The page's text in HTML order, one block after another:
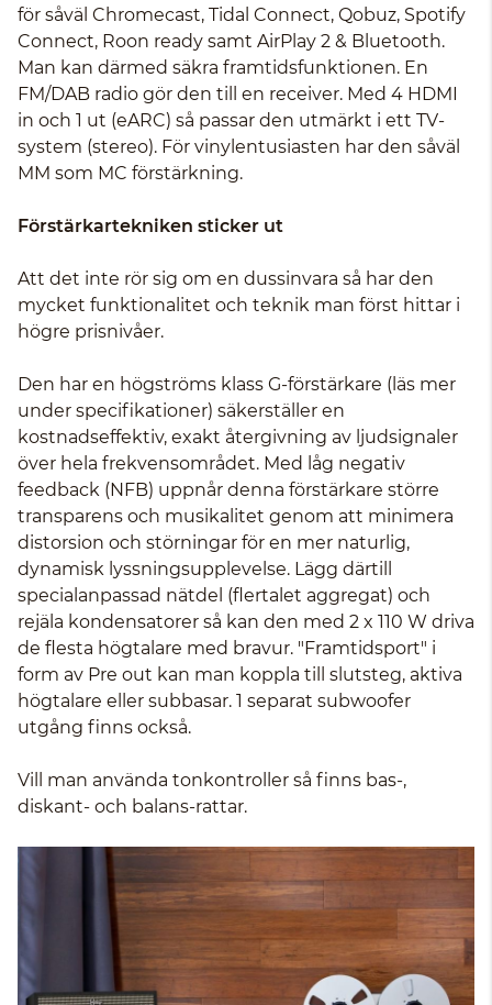
för såväl Chromecast, Tidal Connect, Qobuz, Spotify
Connect, Roon ready samt AirPlay 2 & Bluetooth.
Man kan därmed säkra framtidsfunktionen. En
FM/DAB radio gör den till en receiver. Med 4 HDMI
in och 1 ut (eARC) så passar den utmärkt i ett TV-
system (stereo). För vinylentusiasten har den såväl
MM som MC förstärkning.
Förstärkartekniken sticker ut
Att det inte rör sig om en dussinvara så har den
mycket funktionalitet och teknik man först hittar i
högre prisnivåer.
Den har en högströms klass G-förstärkare (läs mer
under specifikationer) säkerställer en
kostnadseffektiv, exakt återgivning av ljudsignaler
över hela frekvensområdet. Med låg negativ
feedback (NFB) uppnår denna förstärkare större
transparens och musikalitet genom att minimera
distorsion och störningar för en mer naturlig,
dynamisk lyssningsupplevelse. Lägg därtill
specialanpassad nätdel (flertalet aggregat) och
rejäla kondensatorer så kan den med 2 x 110 W driva
de flesta högtalare med bravur. "Framtidsport" i
form av Pre out kan man koppla till slutsteg, aktiva
högtalare eller subbasar. 1 separat subwoofer
utgång finns också.
Vill man använda tonkontroller så finns bas-,
diskant- och balans-rattar.